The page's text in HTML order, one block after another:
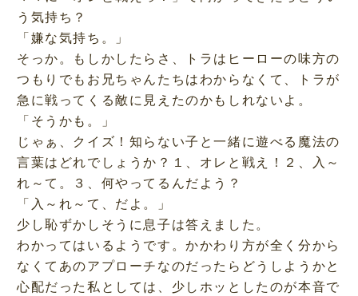
う気持ち？
「嫌な気持ち。」
そっか。もしかしたらさ、トラはヒーローの味方の
つもりでもお兄ちゃんたちはわからなくて、トラが
急に戦ってくる敵に見えたのかもしれないよ。
「そうかも。」
じゃぁ、クイズ！知らない子と一緒に遊べる魔法の
言葉はどれでしょうか？１、オレと戦え！２、入～
れ～て。３、何やってるんだよう？
「入～れ～て、だよ。」
少し恥ずかしそうに息子は答えました。
わかってはいるようです。かかわり方が全く分から
なくてあのアプローチなのだったらどうしようかと
心配だった私としては、少しホッとしたのが本音で